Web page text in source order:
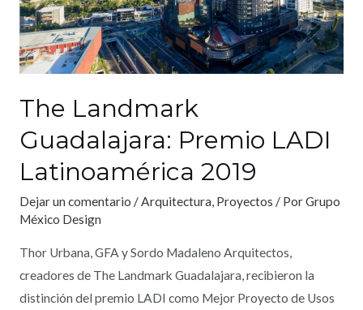
The Landmark
Guadalajara: Premio LADI
Latinoamérica 2019
Dejar un comentario /Arquitectura, Proyectos / PorGrupo
México Design
Thor Urbana, GFA y Sordo Madaleno Arquitectos,
creadores de The Landmark Guadalajara, recibieron la
distinción del premio LADI como Mejor Proyecto de Usos